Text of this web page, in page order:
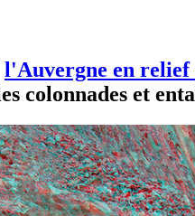
l'Auvergne en relief
colonnades et